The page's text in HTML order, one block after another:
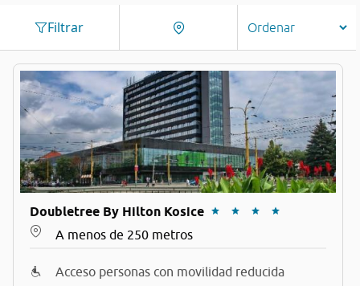
Filtrar
Doubletree By Hilton Kosice
A menos de 250 metros
Acceso personas con movilidad reducida